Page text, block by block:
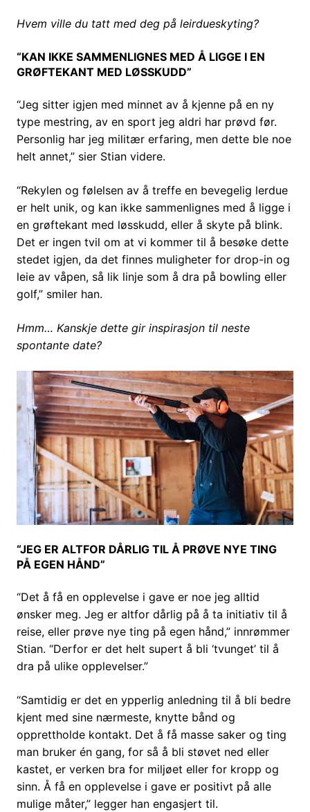
Hvem ville du tatt med deg på leirdueskyting?
“KAN IKKE SAMMENLIGNES MED Å LIGGE I EN
GRØFTEKANT MED LØSSKUDD”
“Jeg sitter igjen med minnet av å kjenne på en ny
type mestring, av en sport jeg aldri har prøvd før.
Personlig har jeg militær erfaring, men dette ble noe
helt annet,” sier Stian videre.
“Rekylen og følelsen av å treffe en bevegelig lerdue
er helt unik, og kan ikke sammenlignes med å ligge i
en grøftekant med løsskudd, eller å skyte på blink.
Det er ingen tvil om at vi kommer til å besøke dette
stedet igjen, da det finnes muligheter for drop-in og
leie av våpen, så lik linje som å dra på bowling eller
golf,” smiler han.
Hmm… Kanskje dette gir inspirasjon til neste
spontante date?
“JEG ER ALTFOR DÅRLIG TIL Å PRØVE NYE TING
PÅ EGEN HÅND”
“Det å få en opplevelse i gave er noe jeg alltid
ønsker meg. Jeg er altfor dårlig på å ta initiativ til å
reise, eller prøve nye ting på egen hånd,” innrømmer
Stian. “Derfor er det helt supert å bli ‘tvunget’ til å
dra på ulike opplevelser.”
“Samtidig er det en ypperlig anledning til å bli bedre
kjent med sine nærmeste, knytte bånd og
opprettholde kontakt. Det å få masse saker og ting
man bruker én gang, for så å bli støvet ned eller
kastet, er verken bra for miljøet eller for kropp og
sinn. Å få en opplevelse i gave er positivt på alle
mulige måter,” legger han engasjert til.